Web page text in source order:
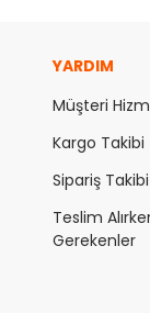
YARDIM
Müşteri
Kargo Takibi
Sipariş Takibi
Teslim
Gerekenler